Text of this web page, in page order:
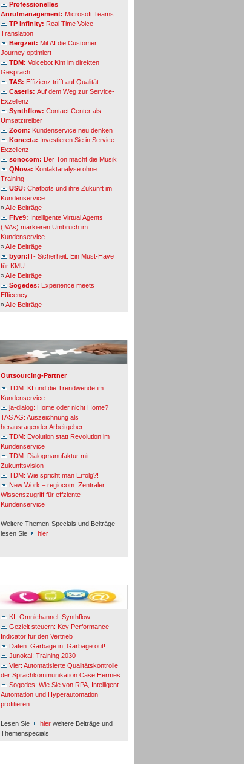
Professionelles
Anrufmanagement: Microsoft Teams
TP infinity: Real Time Voice
Translation
Bergzeit: Mit AI die Customer
Journey optimiert
TDM: Voicebot Kim im direkten
Gespräch
TAS: Effizienz trifft auf Qualität
Caseris: Auf dem Weg zur Service-
Exzellenz
Synthflow: Contact Center als
Umsatztreiber
Zoom: Kundenservice neu denken
Konecta: Investieren Sie in Service-
Exzellenz
sonocom: Der Ton macht die Musik
QNova: Kontaktanalyse ohne
Training
USU: Chatbots und ihre Zukunft im
Kundenservice
»Alle Beiträge
Five9: Intelligente Virtual Agents
(IVAs) markieren Umbruch im
Kundenservice
»Alle Beiträge
byon:IT- Sicherheit: Ein Must-Have
für KMU
»Alle Beiträge
Sogedes: Experience meets
Efficency
»Alle Beiträge
Outsourcing-Partner
TDM: KI und die Trendwende im
Kundenservice
ja-dialog: Home oder nicht Home?
TAS AG: Auszeichnung als
herausragender Arbeitgeber
TDM: Evolution statt Revolution im
Kundenservice
TDM: Dialogmanufaktur mit
Zukunftsvision
TDM: Wie spricht man Erfolg?!
New Work – regiocom: Zentraler
Wissenszugriff für effziente
Kundenservice
Weitere Themen-Specials und Beiträge
lesen Sie
hier
KI- Omnichannel: Synthflow
Gezielt steuern: Key Performance
Indicator für den Vertrieb
Daten: Garbage in, Garbage out!
Junokai: Training 2030
Vier: Automatisierte Qualitätskontrolle
der Sprachkommunikation Case Hermes
Sogedes: Wie Sie von RPA, Intelligent
Automation und Hyperautomation
profitieren
Lesen Sie hier weitere Beiträge und
Themenspecials